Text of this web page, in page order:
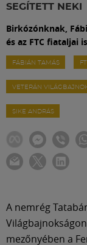
SEGÍTETT NEKI
Birkózónknak,
és az FTC fiataljai
FÁBIÁN TAMÁS
VETERÁN
SIKE ANDRÁS
A nemrég
mezőnyében a
Meccscenter
Klub
Szolgáltatások
Shop
Közösség